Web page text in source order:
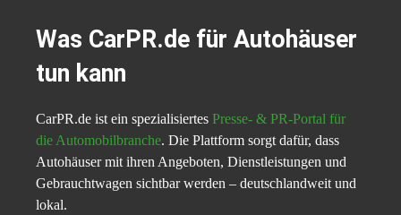
Was CarPR.de für Autohäuser
tun kann
CarPR.de ist ein spezialisiertes Presse- & PR-Portal für
die Automobilbranche. Die Plattform sorgt dafür, dass
Autohäuser mit ihren Angeboten, Dienstleistungen und
Gebrauchtwagen sichtbar werden – deutschlandweit und
lokal.